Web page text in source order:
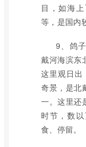
目，如海
等，是国内
9、鸽
戴河海滨东
这里观日出
奇景，是北
一。这里还
时节，数
食、停留。